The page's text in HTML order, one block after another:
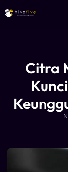
Citra